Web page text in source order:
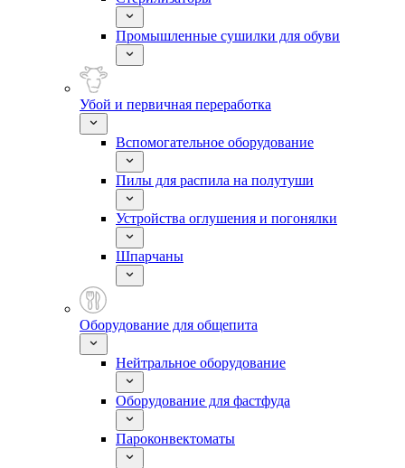
Промышленные сушилки для обуви
Убой и первичная переработка
Вспомогательное оборудование
Пилы для распила на полутуши
Устройства оглушения и погонялки
Шпарчаны
Оборудование для общепита
Нейтральное оборудование
Оборудование для фастфуда
Пароконвектоматы